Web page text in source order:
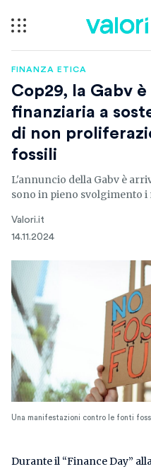
FINANZA ETICA
Cop29, la Gabv
finanziaria a
di non
fossili
L'annuncio della Gabv è
sono in pieno svolgimento
Valori.it
14.11.2024
Una manifestazioni contro le fonti
Durante il “Finance Day”